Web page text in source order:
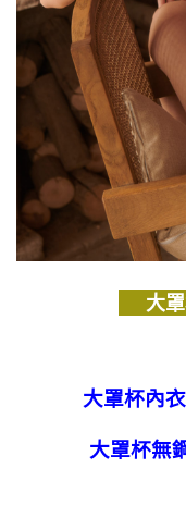
大罩
大罩杯內
大罩杯無